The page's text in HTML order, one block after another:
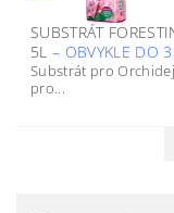
SUBSTRÁT
5L– OBVYKLE DO
Substrát pro
pro...